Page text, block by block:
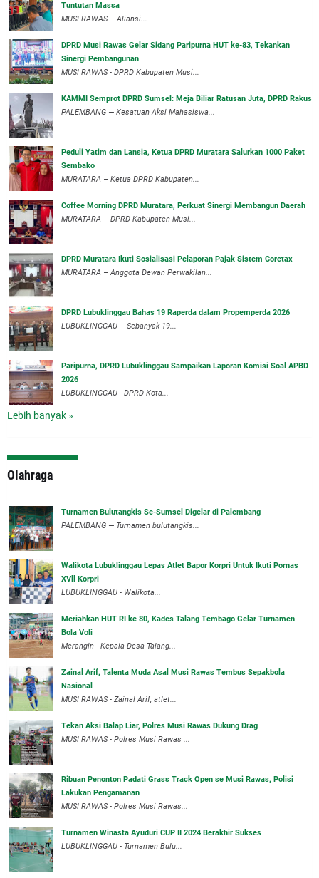
Tuntutan Massa
MUSI RAWAS – Aliansi...
DPRD Musi Rawas Gelar Sidang Paripurna HUT ke-83, Tekankan
Sinergi Pembangunan
MUSI RAWAS - DPRD Kabupaten Musi...
KAMMI Semprot DPRD Sumsel: Meja Biliar Ratusan Juta, DPRD Rakus
PALEMBANG — Kesatuan Aksi Mahasiswa...
Peduli Yatim dan Lansia, Ketua DPRD Muratara Salurkan 1000 Paket
Sembako
MURATARA – Ketua DPRD Kabupaten...
Coffee Morning DPRD Muratara, Perkuat Sinergi Membangun Daerah
MURATARA – DPRD Kabupaten Musi...
DPRD Muratara Ikuti Sosialisasi Pelaporan Pajak Sistem Coretax
MURATARA – Anggota Dewan Perwakilan...
DPRD Lubuklinggau Bahas 19 Raperda dalam Propemperda 2026
LUBUKLINGGAU – Sebanyak 19...
Paripurna, DPRD Lubuklinggau Sampaikan Laporan Komisi Soal APBD
2026
LUBUKLINGGAU - DPRD Kota...
Lebih banyak »
Olahraga
Turnamen Bulutangkis Se-Sumsel Digelar di Palembang
PALEMBANG — Turnamen bulutangkis...
Walikota Lubuklinggau Lepas Atlet Bapor Korpri Untuk Ikuti Pornas
XVll Korpri
LUBUKLINGGAU - Walikota...
Meriahkan HUT RI ke 80, Kades Talang Tembago Gelar Turnamen
Bola Voli
Merangin - Kepala Desa Talang...
Zainal Arif, Talenta Muda Asal Musi Rawas Tembus Sepakbola
Nasional
MUSI RAWAS - Zainal Arif, atlet...
Tekan Aksi Balap Liar, Polres Musi Rawas Dukung Drag
MUSI RAWAS - Polres Musi Rawas ...
Ribuan Penonton Padati Grass Track Open se Musi Rawas, Polisi
Lakukan Pengamanan
MUSI RAWAS - Polres Musi Rawas...
Turnamen Winasta Ayuduri CUP II 2024 Berakhir Sukses
LUBUKLINGGAU - Turnamen Bulu...